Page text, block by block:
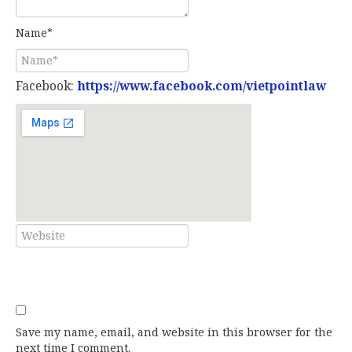
Name*
E-mail*
Save my name, email, and website in this browser for the
next time I comment.
Facebook: https://www.facebook.com/vietpointlaw